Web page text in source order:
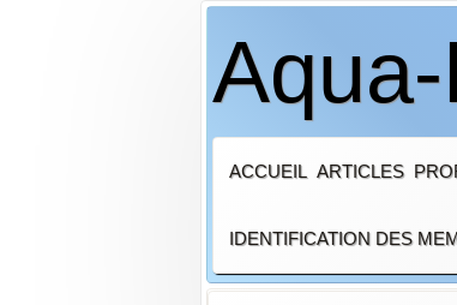
ACCUEIL ARTICLES
IDENTIFICATION DES